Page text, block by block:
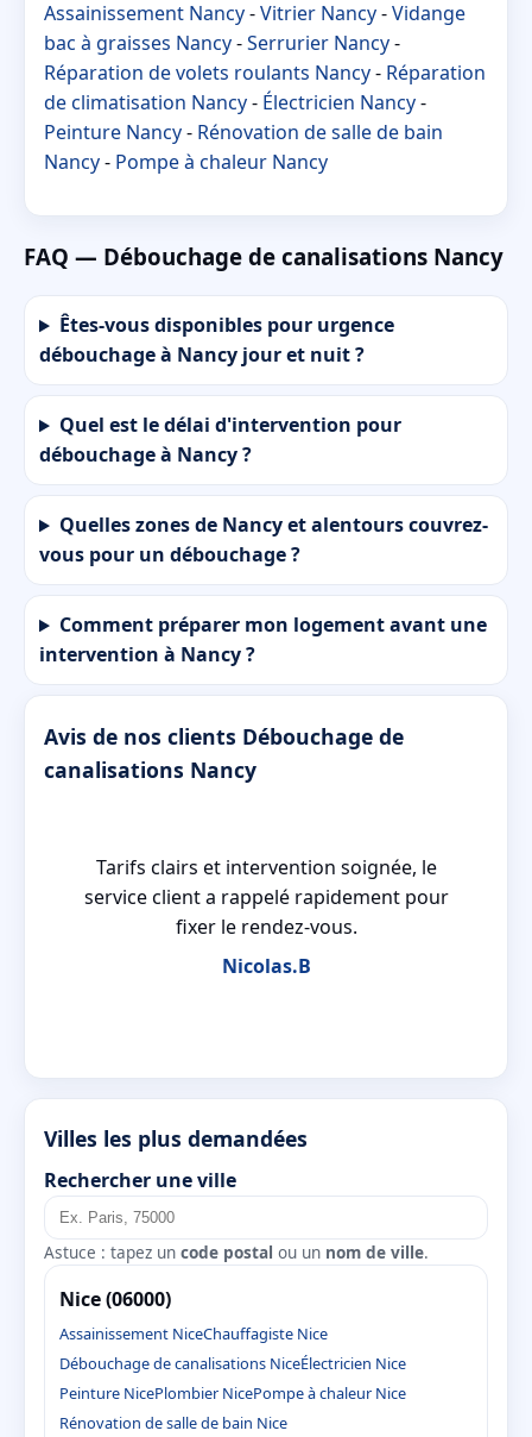
Assainissement Nancy-Vitrier Nancy-Vidange
bac à graisses Nancy-Serrurier Nancy-
Réparation de volets roulants Nancy- Réparation
de climatisation Nancy- Électricien Nancy-
Peinture Nancy- Rénovation de salle de bain
Nancy- Pompe à chaleur Nancy
FAQ — Débouchage de canalisations Nancy
Êtes-vous disponibles pour urgence
débouchage à Nancy jour et nuit ?
Quel est le délai d'intervention pour
débouchage à Nancy ?
Quelles zones de Nancy et alentours couvrez-
vous pour un débouchage ?
Comment préparer mon logement avant une
intervention à Nancy ?
Avis de nos clients Débouchage de
canalisations Nancy
Tarifs clairs et intervention soignée, le
service client a rappelé rapidement pour
fixer le rendez-vous.
Nicolas.B
Villes les plus demandées
Rechercher une ville
Astuce : tapez un code postal ou un nom de ville.
Nice (06000)
Assainissement NiceChauffagiste Nice
Débouchage de canalisations NiceÉlectricien Nice
Peinture NicePlombier NicePompe à chaleur Nice
Rénovation de salle de bain Nice